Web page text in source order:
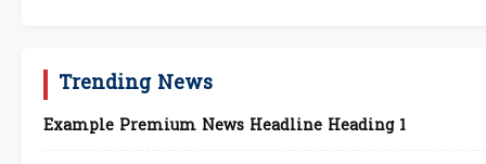
Trending News
Example Premium News Headline Heading 1